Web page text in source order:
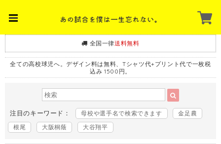
全国一律送料無料
全ての高校球児へ。デザイン料は無料、Tシャツ代+プリント代で一枚税
込み 1500円。
注目のキーワード： 母校や選手名で検索できます
金足農
根尾
大阪桐蔭 大谷翔平